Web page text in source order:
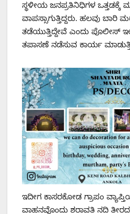
ಸ್ಥಳೀಯ ಜನಪ್ರತಿನಿಧಿಗಳ ಒತ್ತಡಕ್ಕೆ
ವಾಪಸ್ಸಾಗುತ್ತಿದ್ದರು. ಹಲವು ಬಾರಿ
ತಡೆಯುತ್ತಿದ್ದೇವೆ ಎಂದು ಪೊಲೀಸ್
ತಪಾಸಣೆ ನಡೆಸುವ ಕಾರ್ಯ
ಇದೀಗ ಕಾಸರಕೋಡ ಗ್ರಾಪಂ
ವಾಹನವೊಂದು ಶರಾವತಿ ನದಿ